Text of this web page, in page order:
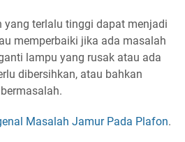
yang terlalu tinggi dapat menjadi
memperbaiki jika ada masalah
lampu yang rusak atau ada
dibersihkan, atau bahkan
Masalah Jamur Pada Plafon.